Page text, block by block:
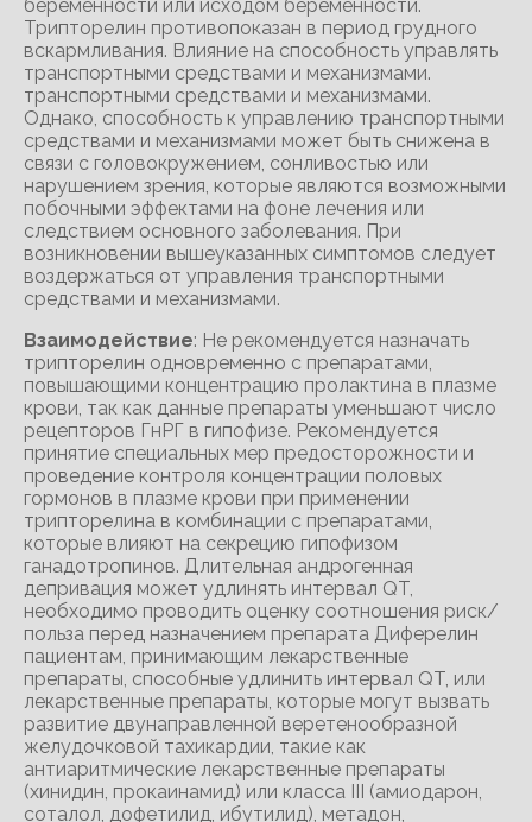
Взаимодействие: Не рекомендуется назначать
трипторелин одновременно с препаратами,
повышающими концентрацию пролактина в плазме
крови, так как данные препараты уменьшают число
рецепторов ГнРГ в гипофизе. Рекомендуется
принятие специальных мер предосторожности и
проведение контроля концентрации половых
гормонов в плазме крови при применении
трипторелина в комбинации с препаратами,
которые влияют на секрецию гипофизом
ганадотропинов. Длительная андрогенная
депривация может удлинять интервал QT,
необходимо проводить оценку соотношения риск/
польза перед назначением препарата Диферелин
пациентам, принимающим лекарственные
препараты, способные удлинить интервал QT, или
лекарственные препараты, которые могут вызвать
развитие двунаправленной веретенообразной
желудочковой тахикардии, такие как
антиаритмические лекарственные препараты
(хинидин, прокаинамид) или класса III (амиодарон,
соталол, дофетилид, ибутилид), метадон,